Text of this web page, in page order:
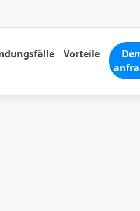
Vorteile